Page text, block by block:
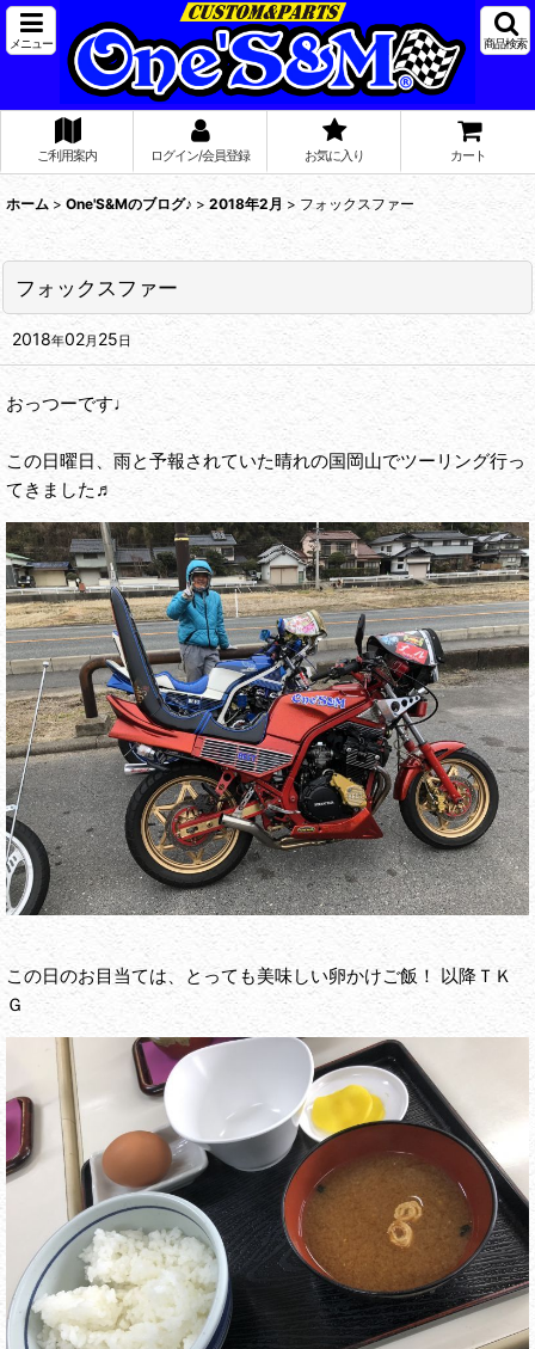
メニュー 商品検索
ご利用案内 ログイン/会員登録 お気に入り カート
ホーム > One'S&Mのブログ♪ > 2018年2月 > フォックスファー
フォックスファー
2018年02月 25日
おっつーです♩
この日曜日、雨と予報されていた晴れの国岡山でツーリング行っ
てきました♬
この日のお目当ては、とっても美味しい卵かけご飯！ 以降ＴＫ
Ｇ